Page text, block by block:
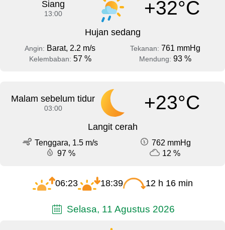
Siang
13:00 +32°C
Hujan sedang
Angin: Barat, 2.2 m/s Tekanan: 761 mmHg
Kelembaban: 57 % Mendung: 93 %
Malam sebelum tidur
03:00 +23°C
Langit cerah
Tenggara, 1.5 m/s
762 mmHg
97 %
12 %
06:23 18:39 12 h 16 min
Selasa, 11 Agustus 2026